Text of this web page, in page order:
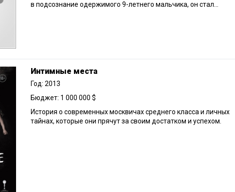
в подсознание одержимого 9-летнего мальчика, он стал...
Интимные места
Год: 2013
Бюджет: 1 000 000 $
История о современных москвичах среднего класса и личных
тайнах, которые они прячут за своим достатком и успехом.